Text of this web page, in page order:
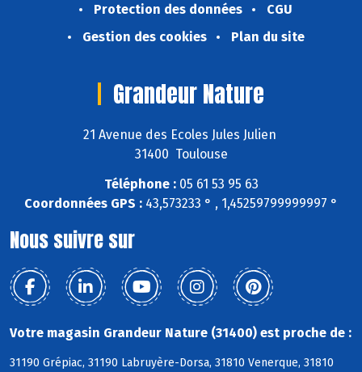
Protection des données
CGU
Gestion des cookies
Plan du site
Grandeur Nature
21 Avenue des Ecoles Jules Julien
31400 Toulouse
Téléphone :05 61 53 95 63
Coordonnées GPS : 43,573233 ° , 1,45259799999997 °
Nous suivre sur
Votre magasin Grandeur Nature (31400) est proche de :
31190 Grépiac, 31190 Labruyère-Dorsa, 31810 Venerque, 31810